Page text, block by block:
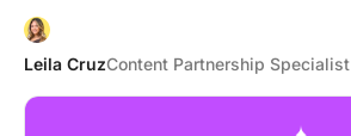
Leila CruzContent Partnership Specialist